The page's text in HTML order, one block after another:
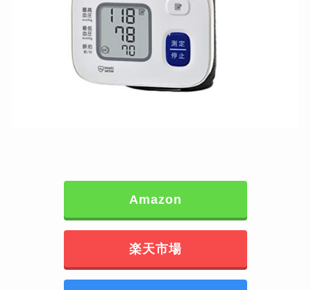
Amazon
楽天市場